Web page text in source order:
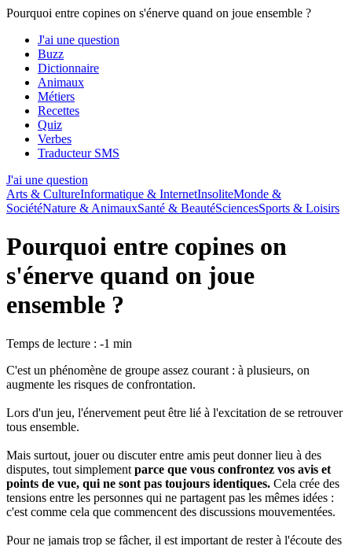
Pourquoi entre copines on s'énerve quand on joue ensemble ?
J'ai une question
Buzz
Dictionnaire
Animaux
Métiers
Recettes
Quiz
Verbes
Traducteur SMS
J'ai une question
Arts & CultureInformatique & InternetInsoliteMonde &
SociétéNature & AnimauxSanté & BeautéSciencesSports & Loisirs
Pourquoi entre copines on
s'énerve quand on joue
ensemble ?
Temps de lecture : -1 min
C'est un phénomène de groupe assez courant : à plusieurs, on
augmente les risques de confrontation.
Lors d'un jeu, l'énervement peut être lié à l'excitation de se retrouver
tous ensemble.
Mais surtout, jouer ou discuter entre amis peut donner lieu à des
disputes, tout simplement parce que vous confrontez vos avis et
points de vue, qui ne sont pas toujours identiques. Cela crée des
tensions entre les personnes qui ne partagent pas les mêmes idées :
c'est comme cela que commencent des discussions mouvementées.
Pour ne jamais trop se fâcher, il est important de rester à l'écoute des